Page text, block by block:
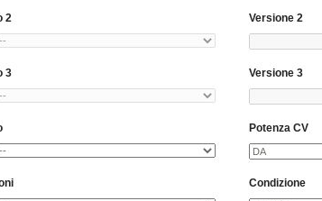
2 Versione 2
3 Versione 3
Potenza CV
Condizione